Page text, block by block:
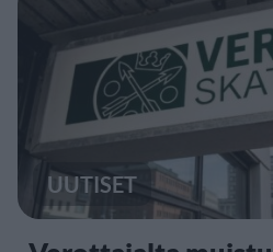
UUTISET